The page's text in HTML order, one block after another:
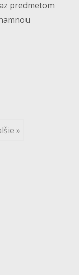
predmetom
»